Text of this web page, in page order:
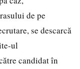
de pe
se descarcă
ul
candidat în